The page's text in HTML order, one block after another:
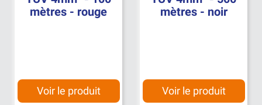
mètres - rouge
Voir le produit
mètres - noir
Voir le produit